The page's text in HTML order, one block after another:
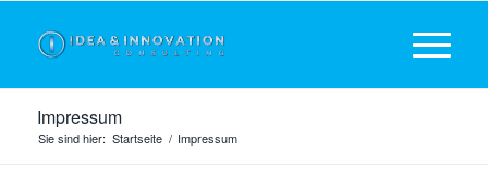
Impressum
Sie sind hier: Startseite / Impressum